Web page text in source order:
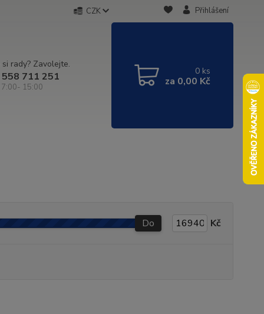
CZK Přihlášení
rady? Zavolejte.
711 251
7:00- 15:00
0 ks
za 0,00 Kč
Do Kč